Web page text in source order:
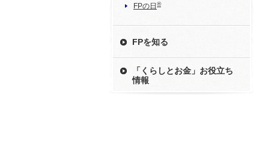
FPの日 ®
FPを知る
「くらしとお金」お役立ち
情報